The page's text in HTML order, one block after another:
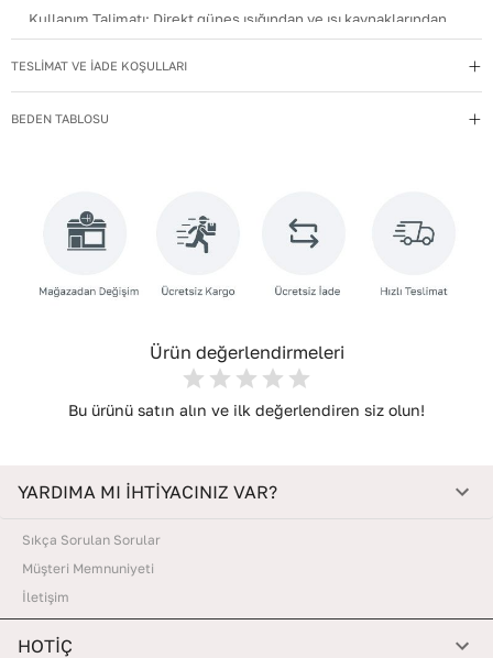
Kullanım Talimatı: Direkt güneş ışığından ve ısı kaynaklarından
uzak tutun.
Hakiki Deri
Menşei:Türkiye
Topuk Tipi:Düz Topuklu
arındırın. Hafif nemli bezle silin, doğal olarak kurumasını
TESLİMAT VE İADE KOŞULLARI
BEDEN TABLOSU
Ürün değerlendirmeleri
Bu ürünü satın alın ve ilk değerlendiren siz olun!
YARDIMA MI İHTİYACINIZ VAR?
Sıkça Sorulan Sorular
Müşteri Memnuniyeti
İletişim
HOTİÇ